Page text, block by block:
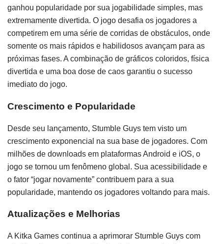
ganhou popularidade por sua jogabilidade simples, mas
extremamente divertida. O jogo desafia os jogadores a
competirem em uma série de corridas de obstáculos, onde
somente os mais rápidos e habilidosos avançam para as
próximas fases. A combinação de gráficos coloridos, física
divertida e uma boa dose de caos garantiu o sucesso
imediato do jogo.
Crescimento e Popularidade
Desde seu lançamento, Stumble Guys tem visto um
crescimento exponencial na sua base de jogadores. Com
milhões de downloads em plataformas Android e iOS, o
jogo se tornou um fenômeno global. Sua acessibilidade e
o fator “jogar novamente” contribuem para a sua
popularidade, mantendo os jogadores voltando para mais.
Atualizações e Melhorias
A Kitka Games continua a aprimorar Stumble Guys com